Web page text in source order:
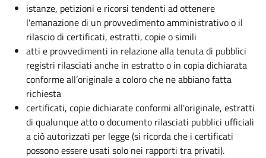
istanze, petizioni e ricorsi tendenti ad ottenere
l'emanazione di un provvedimento amministrativo o il
rilascio di certificati, estratti, copie o simili
atti e provvedimenti in relazione alla tenuta di pubblici
registri rilasciati anche in estratto o in copia dichiarata
conforme all’originale a coloro che ne abbiano fatta
richiesta
certificati, copie dichiarate conformi all'originale, estratti
di qualunque atto o documento rilasciati pubblici ufficiali
a ciò autorizzati per legge (si ricorda che i certificati
possono essere usati solo nei rapporti tra privati).